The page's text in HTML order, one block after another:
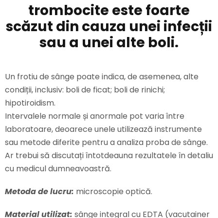
trombocite este foarte
scăzut din cauza unei infecții
sau a unei alte boli.
Un frotiu de sânge poate indica, de asemenea, alte
condiții, inclusiv: boli de ficat; boli de rinichi;
hipotiroidism.
Intervalele normale și anormale pot varia între
laboratoare, deoarece unele utilizează instrumente
sau metode diferite pentru a analiza proba de sânge.
Ar trebui să discutați întotdeauna rezultatele în detaliu
cu medicul dumneavoastră.
Metoda de lucru: microscopie optică.
Material utilizat: sânge integral cu EDTA (vacutainer